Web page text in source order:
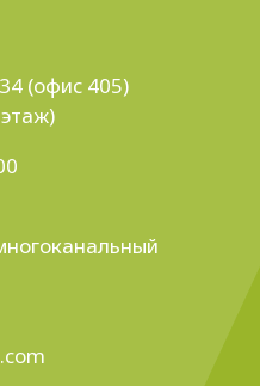
грузинской
прогулке вы
мороженое из
яблочную чурчхелу.
вы обязаны
у самого
(офис 405)